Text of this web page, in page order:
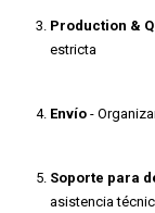
Production &
estricta
Envío -
Soporte para
asistencia